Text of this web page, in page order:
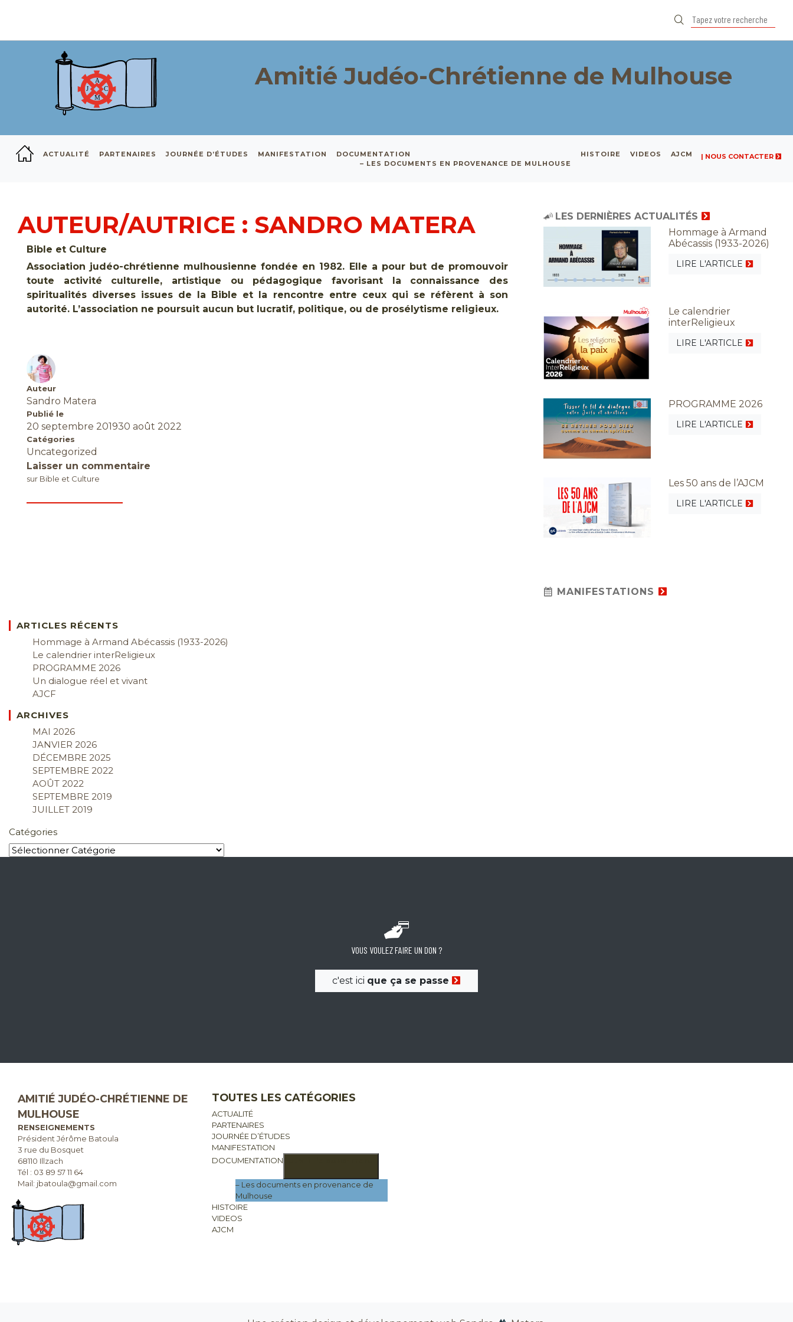
Amitié Judéo-Chrétienne de Mulhouse
ACTUALITÉ PARTENAIRES JOURNÉE D’ÉTUDES MANIFESTATION
DOCUMENTATION
– LES DOCUMENTS EN PROVENANCE DE MULHOUSE
HISTOIRE VIDEOS AJCM | NOUS CONTACTER
AUTEUR/AUTRICE : SANDRO MATERA
Bible et Culture
Association judéo-chrétienne mulhousienne fondée en 1982. Elle a pour but de promouvoir
toute activité culturelle, artistique ou pédagogique favorisant la connaissance des
spiritualités diverses issues de la Bible et la rencontre entre ceux qui se réfèrent à son
autorité. L’association ne poursuit aucun but lucratif, politique, ou de prosélytisme religieux.
Auteur
Sandro Matera
Publié le
20 septembre 201930 août 2022
Catégories
Uncategorized
Laisser un commentaire
sur Bible et Culture
LES DERNIÈRES ACTUALITÉS
Hommage à Armand
Abécassis (1933-2026)
LIRE L'ARTICLE
Le calendrier
interReligieux
LIRE L'ARTICLE
PROGRAMME 2026
LIRE L'ARTICLE
Les 50 ans de l’AJCM
LIRE L'ARTICLE
MANIFESTATIONS
ARTICLES RÉCENTS
Hommage à Armand Abécassis (1933-2026)
Le calendrier interReligieux
PROGRAMME 2026
Un dialogue réel et vivant
AJCF
ARCHIVES
MAI 2026
JANVIER 2026
DÉCEMBRE 2025
SEPTEMBRE 2022
AOÛT 2022
SEPTEMBRE 2019
JUILLET 2019
Catégories
VOUS VOULEZ FAIRE UN DON ?
c'est ici que ça se passe
AMITIÉ JUDÉO-CHRÉTIENNE DE
MULHOUSE
RENSEIGNEMENTS
Président Jérôme Batoula
3 rue du Bosquet
68110 Illzach
Tél : 03 89 57 11 64
Mail: jbatoula@gmail.com
TOUTES LES CATÉGORIES
ACTUALITÉ
PARTENAIRES
JOURNÉE D’ÉTUDES
MANIFESTATION
DOCUMENTATION
– Les documents en provenance de
Mulhouse
HISTOIRE
VIDEOS
AJCM